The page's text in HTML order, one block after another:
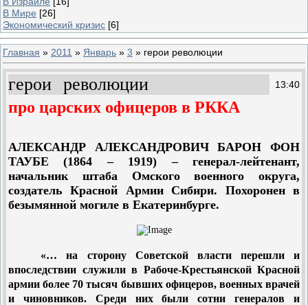
В Мире [26]
Экономический кризис [6]
Главная » 2011 » Январь » 3 » герои революции
герои революции 13:40
про царских офицеров в РККА
АЛЕКСАНДР АЛЕКСАНДРОВИЧ БАРОН ФОН
ТАУБЕ (1864 – 1919)– генерал-лейтенант,
начальник штаба Омского военного округа,
создатель Красной Армии Сибири. Похоронен в
безымянной могиле в Екатеринбурге.
«… на сторону Советской власти перешли и
впоследствии служили в Рабоче-Крестьянской Красной
армии более 70 тысяч бывших офицеров, военных врачей
и чиновников. Среди них были сотни генералов и